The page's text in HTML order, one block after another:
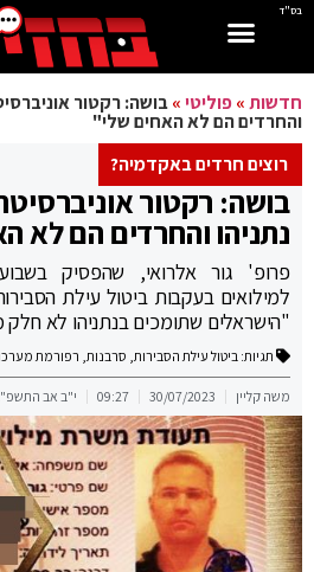
בס"ד
חדשות»פוליטי»בושה: רקטור
והחרדים הם לא האחים שלי"
רוצים חרדים באקדמיה?
בושה: רקטור
נתניהו והחרדים הם לא
פרופ' גור אלרואי, שהפסיק
למילואים בעקבות ביטול עילת
"הישראלים שתומכים בנתניהו לא
תגיות: ביטול עילת הסבירות, סרבנות, רפורמת
משה קליין 30/07/2023
09:27 י"ב אב